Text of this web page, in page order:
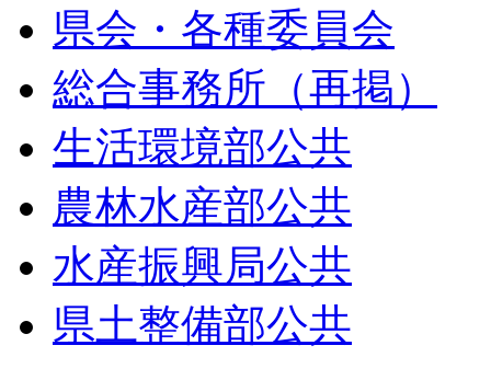
県会・各種委員会
総合事務所（再掲）
生活環境部公共
農林水産部公共
水産振興局公共
県土整備部公共